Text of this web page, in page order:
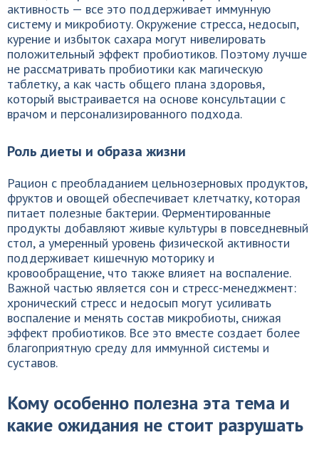
активность — все это поддерживает иммунную
систему и микробиоту. Окружение стресса, недосып,
курение и избыток сахара могут нивелировать
положительный эффект пробиотиков. Поэтому лучше
не рассматривать пробиотики как магическую
таблетку, а как часть общего плана здоровья,
который выстраивается на основе консультации с
врачом и персонализированного подхода.
Роль диеты и образа жизни
Рацион с преобладанием цельнозерновых продуктов,
фруктов и овощей обеспечивает клетчатку, которая
питает полезные бактерии. Ферментированные
продукты добавляют живые культуры в повседневный
стол, а умеренный уровень физической активности
поддерживает кишечную моторику и
кровообращение, что также влияет на воспаление.
Важной частью является сон и стресс-менеджмент:
хронический стресс и недосып могут усиливать
воспаление и менять состав микробиоты, снижая
эффект пробиотиков. Все это вместе создает более
благоприятную среду для иммунной системы и
суставов.
Кому особенно полезна эта тема и
какие ожидания не стоит разрушать